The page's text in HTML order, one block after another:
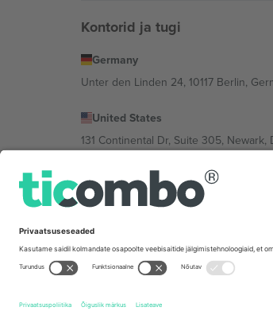
Kontorid ja tugi
Germany
Unter den Linden 24, 10117 Berlin,
United States
131 Continental Dr, Suite 305, Newark,
Bulgaria
Regus Sofia City West, bul Totleben
Mexico
Av Chapultepec 360, Roma Norte,
Tingimused.© 2026 Ticombo. Kõik